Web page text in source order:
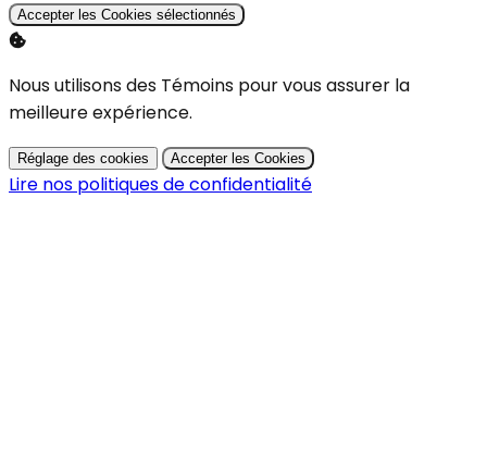
Accepter les Cookies sélectionnés
Nous utilisons des Témoins pour vous assurer la
meilleure expérience.
Réglage des cookies Accepter les Cookies
Lire nos politiques de confidentialité